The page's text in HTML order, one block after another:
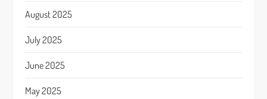
August 2025
July 2025
June 2025
May 2025